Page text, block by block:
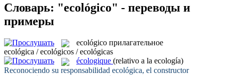
Словарь: "ecológico" - переводы и
примеры
ecológico прилагательное
ecológica / ecológicos / ecológicas
écologique (relativo a la ecología)
Reconociendo su responsabilidad ecológica, el constructor